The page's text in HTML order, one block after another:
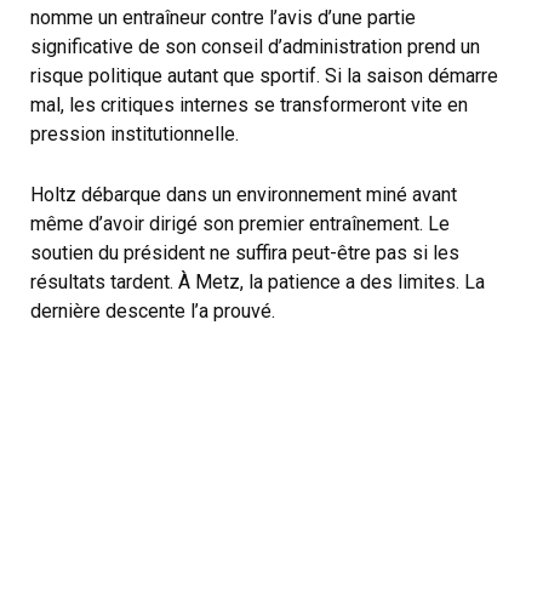
nomme un entraîneur contre l’avis d’une partie
significative de son conseil d’administration prend un
risque politique autant que sportif. Si la saison démarre
mal, les critiques internes se transformeront vite en
pression institutionnelle.
Holtz débarque dans un environnement miné avant
même d’avoir dirigé son premier entraînement. Le
soutien du président ne suffira peut-être pas si les
résultats tardent. À Metz, la patience a des limites. La
dernière descente l’a prouvé.